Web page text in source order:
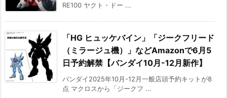
RE100 ヤクト・ドー ...
「HG ヒュッケバイン」「ジークフリード
（ミラージュ機）」などAmazonで6月5
日予約解禁【バンダイ10月-12月新作】
バンダイ2025年10月-12月一般店頭予約キットが8
点 マクロスから「ジークフ ...